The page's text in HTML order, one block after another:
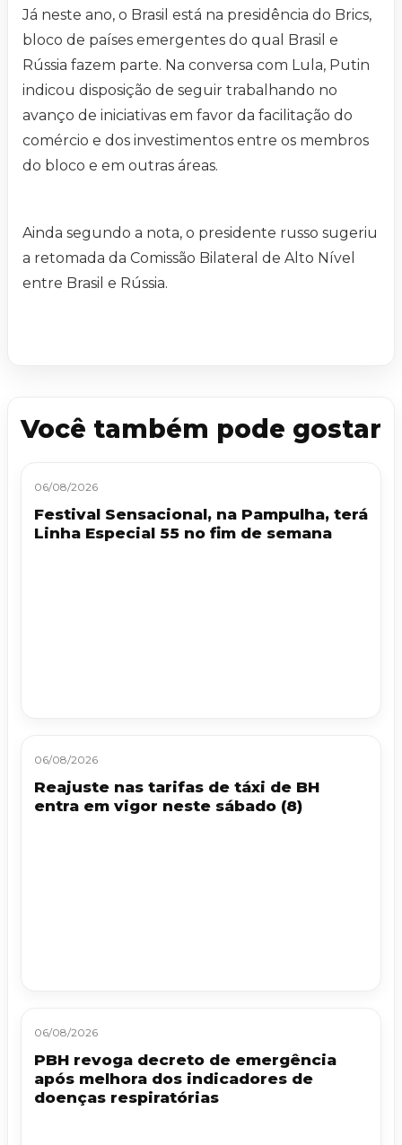
Já neste ano, o Brasil está na presidência do Brics,
bloco de países emergentes do qual Brasil e
Rússia fazem parte. Na conversa com Lula, Putin
indicou disposição de seguir trabalhando no
avanço de iniciativas em favor da facilitação do
comércio e dos investimentos entre os membros
do bloco e em outras áreas.
Ainda segundo a nota, o presidente russo sugeriu
a retomada da Comissão Bilateral de Alto Nível
entre Brasil e Rússia.
Você também pode gostar
06/08/2026
Festival Sensacional, na Pampulha, terá
Linha Especial 55 no fim de semana
06/08/2026
Reajuste nas tarifas de táxi de BH
entra em vigor neste sábado (8)
06/08/2026
PBH revoga decreto de emergência
após melhora dos indicadores de
doenças respiratórias